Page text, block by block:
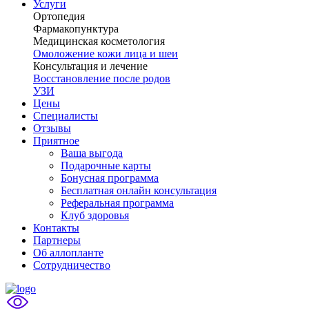
Услуги
Ортопедия
Фармакопунктура
Медицинская косметология
Омоложение кожи лица и шеи
Консультация и лечение
Восстановление после родов
УЗИ
Цены
Специалисты
Отзывы
Приятное
Ваша выгода
Подарочные карты
Бонусная программа
Бесплатная онлайн консультация
Реферальная программа
Клуб здоровья
Контакты
Партнеры
Об аллопланте
Сотрудничество